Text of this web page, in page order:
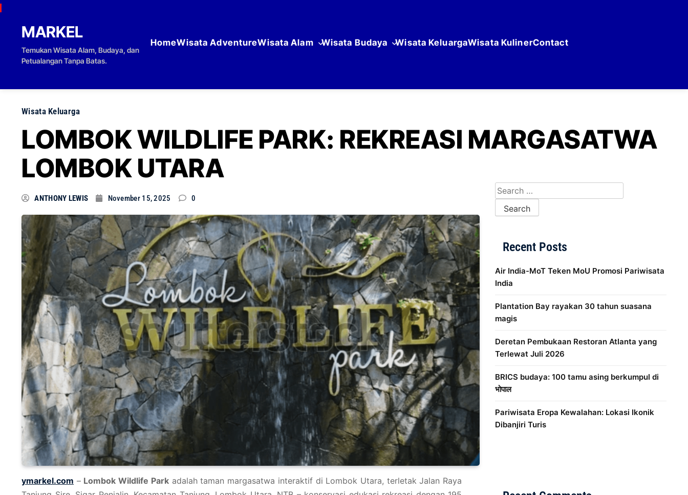
Skip to content
MARKEL
Temukan Wisata Alam, Budaya, dan
Petualangan Tanpa Batas.
HomeWisata AdventureWisata Alam Wisata Budaya Wisata KeluargaWisata KulinerContact
Wisata Keluarga
LOMBOK WILDLIFE PARK: REKREASI MARGASATWA
LOMBOK UTARA
ANTHONY LEWIS November 15, 2025 0
ymarkel.com – Lombok Wildlife Parkadalah taman margasatwa interaktif di Lombok Utara, terletak Jalan Raya
Search for:
Recent Posts
Air India-MoT Teken MoU Promosi Pariwisata
India
Plantation Bay rayakan 30 tahun suasana
magis
Deretan Pembukaan Restoran Atlanta yang
Terlewat Juli 2026
BRICS budaya: 100 tamu asing berkumpul di
भोपाल
Pariwisata Eropa Kewalahan: Lokasi Ikonik
Dibanjiri Turis